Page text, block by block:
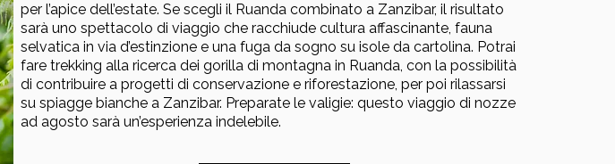
per l’apice dell’estate. Se scegli il Ruanda combinato a Zanzibar, il risultato
sarà uno spettacolo di viaggio che racchiude cultura affascinante, fauna
selvatica in via d’estinzione e una fuga da sogno su isole da cartolina. Potrai
fare trekking alla ricerca dei gorilla di montagna in Ruanda, con la possibilità
di contribuire a progetti di conservazione e riforestazione, per poi rilassarsi
su spiagge bianche a Zanzibar. Preparate le valigie: questo viaggio di nozze
ad agosto sarà un’esperienza indelebile.